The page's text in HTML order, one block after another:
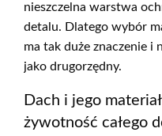
nieszczelna warstwa
detalu. Dlatego wybór
ma tak duże znaczenie
jako drugorzędny.
Dach i jego
żywotność całego